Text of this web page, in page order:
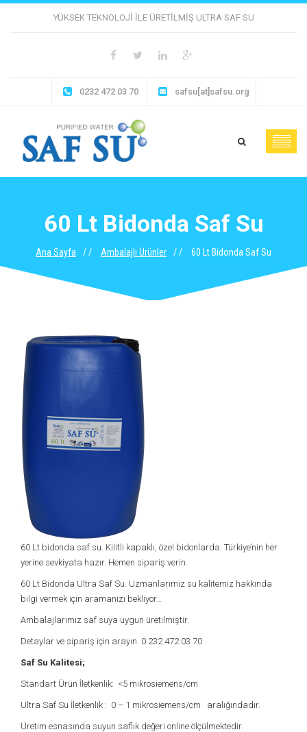
YÜKSEK TEKNOLOJI ILE ÜRETILMIŞ ULTRA SAF SU
0232 472 03 70 safsu[at]safsu.org
60 Lt Bidonda Saf Su
Ana Sayfa Ambalajlı Ürünler 60 Lt Bidonda Saf Su
60 Lt bidonda saf su. Kilitli kapaklı, özel bidonlarda. Türkiye’nin her
yerine sevkiyata hazır. Hemen sipariş verin.
60 Lt Bidonda Ultra Saf Su. Uzmanlarımız su kalitemiz hakkında
bilgi vermek için aramanızı bekliyor…
Ambalajlarımız saf suya uygun üretilmiştir.
Detaylar ve sipariş için arayın 0 232 472 03 70
Saf Su Kalitesi;
Standart Ürün İletkenlik: <5 mikrosiemens/cm
Ultra Saf Su İletkenlik : 0 – 1 mikrosiemens/cm aralığındadır.
Üretim esnasında suyun saflık değeri online ölçülmektedir.